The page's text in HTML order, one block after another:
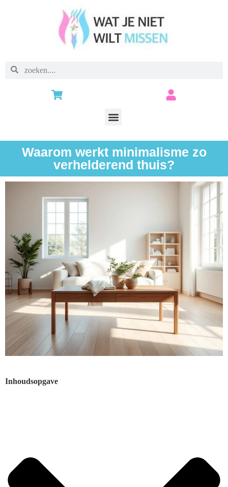
Waarom werkt minimalisme zo
verhelderend thuis?
Inhoudsopgave